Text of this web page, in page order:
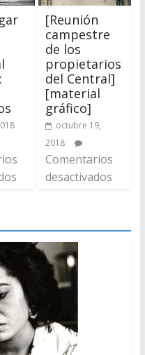
[Reunión
campestre
de los
propietarios
del Central]
[material
gráfico]
octubre 19,
2018
Comentarios
desactivados